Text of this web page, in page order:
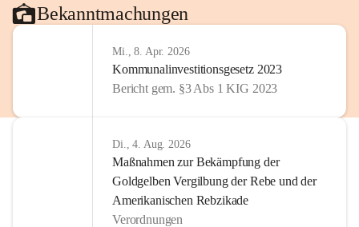
Bekanntmachungen
Mi., 8. Apr. 2026
Kommunalinvestitionsgesetz 2023
Bericht gem. §3 Abs 1 KIG 2023
Di., 4. Aug. 2026
Maßnahmen zur Bekämpfung der
Goldgelben Vergilbung der Rebe und der
Amerikanischen Rebzikade
Verordnungen